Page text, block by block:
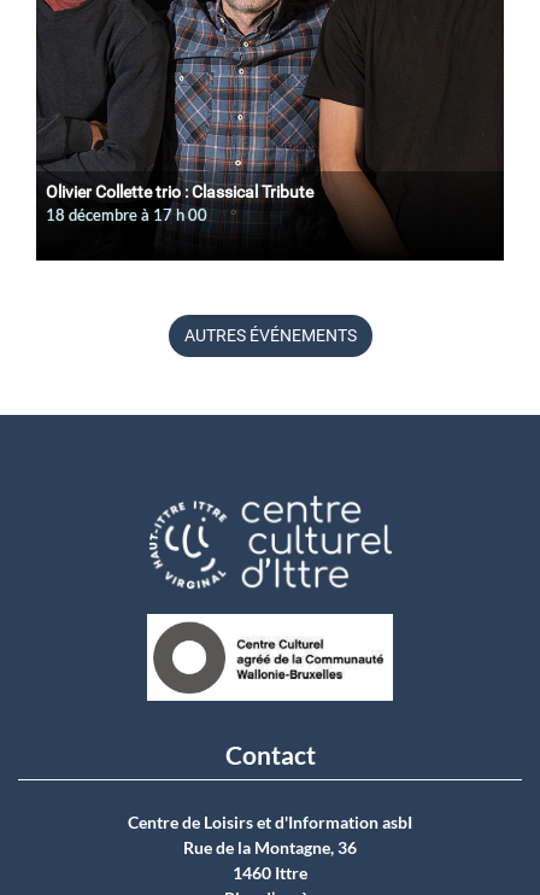
Olivier Collette trio : Classical Tribute
18 décembre à 17 h 00
AUTRES ÉVÉNEMENTS
Contact
Centre de Loisirs et d'Information asbI
Rue de la Montagne, 36
1460 Ittre